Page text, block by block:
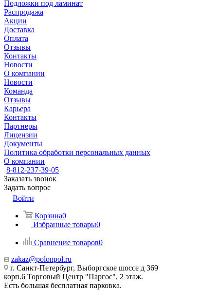
Подложки под ламинат
Распродажа
Акции
Доставка
Оплата
Отзывы
Контакты
Новости
О компании
Новости
Команда
Отзывы
Карьера
Контакты
Партнеры
Лицензии
Документы
Политика обработки персональных данных
О компании
8-812-237-39-05
Заказать звонок
Задать вопрос
Войти
Корзина0
Избранные товары0
Сравнение товаров0
zakaz@polonpol.ru
г. Санкт-Петербург, Выборгское шоссе д 369
корп.6 Торговый Центр "Паргос", 2 этаж.
Есть большая бесплатная парковка.